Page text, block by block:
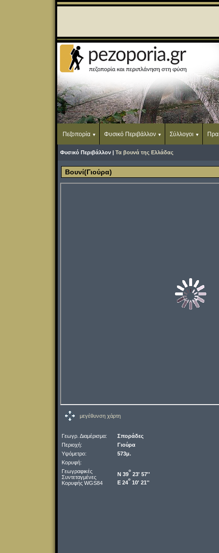
Πεζοπορία Φυσικό Περιβάλλον Σύλλογοι
Φυσικό Περιβάλλον | Τα βουνά της Ελλάδας
Βουνί(Γιούρα)
μεγέθυνση χάρτη
Γεωγρ. Διαμέρισμα:
Σποράδες
Περιοχή:
Γιούρα
Υψόμετρο:
573μ.
Κορυφή:
Γεωγραφικές
Συντεταγμένες
Κορυφής WGS84
Ν 39
o
23' 57''
Ε 24
o
10' 21''